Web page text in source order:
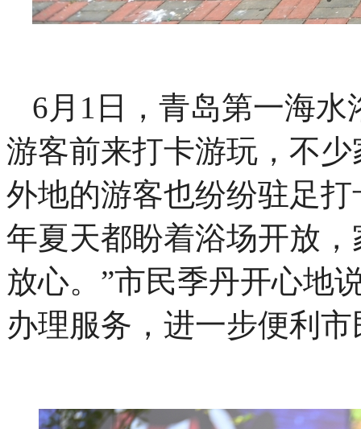
6月1日，青岛第一海
游客前来打卡游玩，不
外地的游客也纷纷驻足
年夏天都盼着浴场开放
放心。”市民季丹开心地
办理服务，进一步便利